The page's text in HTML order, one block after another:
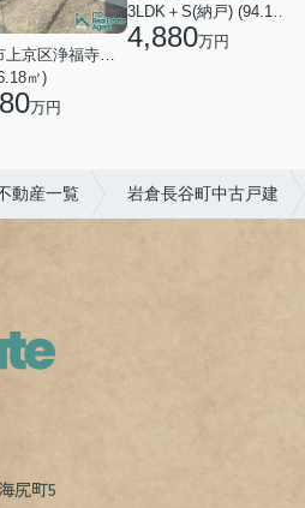
京都市上京区浄福寺通一条下る東西俵屋町
㎡)
万円
4,880万円
動産一覧 岩倉長谷町中古戸建
尻町5